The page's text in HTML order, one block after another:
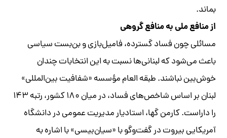
بماند.
از منافع ملی به منافع گروهی
مسائلی چون فساد گسترده، فامیل‌بازی و بن‌بست سیاسی
باعث می‌شود که لبنانی‌ها نسبت به این انتخابات چندان
خوش‌بین نباشند. طبقه العام مؤسسه «شفافیت بین‌المللی»
لبنان بر اساس شاخص‌های فساد، در میان ۱۸۰ کشور، رتبه ۱۴۳
را داراست. کارمن گها، استادیار مدیریت عمومی در دانشگاه
آمریکایی بیروت در گفت‌وگو با «سیان‌بیسی» با اشاره به